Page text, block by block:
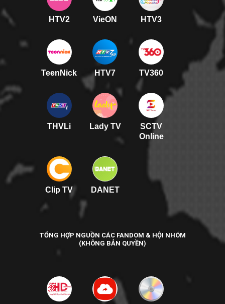
HTV2 VieON HTV3
TeenNick HTV7 TV360
THVLi Lady TV
SCTV
Online
Clip TV DANET
TỔNG HỢP NGUỒN CÁC FANDOM & HỘI NHÓM
(KHÔNG BẢN QUYỀN)